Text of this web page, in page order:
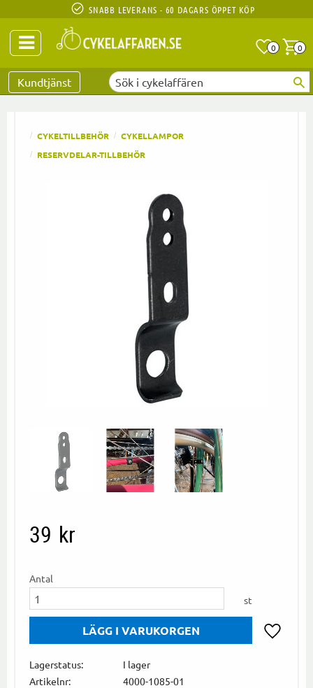
SNABB LEVERANS - 60 DAGARS ÖPPET KÖP
0 0
Kundtjänst
CYKELTILLBEHÖR
CYKELLAMPOR
RESERVDELAR-TILLBEHÖR
39 kr
Antal
st
Lagerstatus
I lager
Artikelnr
4000-1085-01